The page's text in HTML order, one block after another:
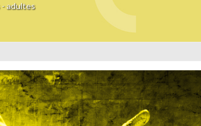
- adultes